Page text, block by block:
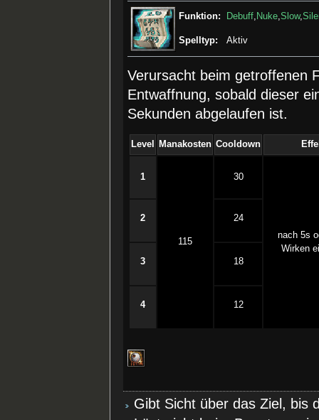
Funktion: Debuff Nuke ,Slow,
Spelltyp: Aktiv
Verursacht beim getroffenen
Entwaffnung, sobald dieser
Sekunden abgelaufen ist.
Level Manakosten Cooldown
1
115
30
nach 5s
Wirken
2 24
3 18
4 12
Gibt Sicht über das Ziel, bis